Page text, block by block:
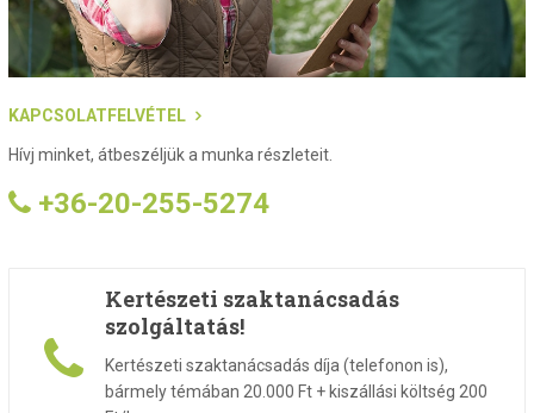
KAPCSOLATFELVÉTEL
Hívj minket, átbeszéljük a munka részleteit.
+36-20-255-5274
Kertészeti szaktanácsadás
szolgáltatás!
Kertészeti szaktanácsadás díja (telefonon is),
bármely témában 20.000 Ft + kiszállási költség 200